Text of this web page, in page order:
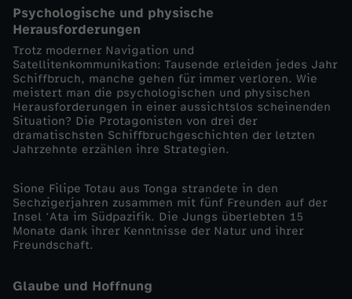
d
o
k
u
-
V
e
Psychologische und physische
Herausforderungen
Trotz moderner Navigation und
Satellitenkommunikation: Tausende erleiden jedes Jahr
Schiffbruch, manche gehen für immer verloren. Wie
meistert man die psychologischen und physischen
Herausforderungen in einer aussichtslos scheinenden
Situation? Die Protagonisten von drei der
dramatischsten Schiffbruchgeschichten der letzten
Jahrzehnte erzählen ihre Strategien.
Sione Filipe Totau aus Tonga strandete in den
Sechzigerjahren zusammen mit fünf Freunden auf der
Insel ʻAta im Südpazifik. Die Jungs überlebten 15
Monate dank ihrer Kenntnisse der Natur und ihrer
Freundschaft.
Glaube und Hoffnung